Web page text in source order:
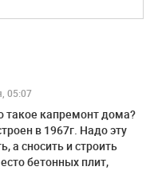
05:07
такое капремонт дома?
в 1967г. Надо эту
а сносить и строить
бетонных плит,